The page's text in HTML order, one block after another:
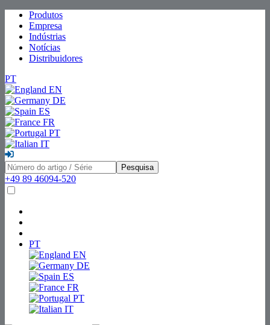
Produtos
Empresa
Indústrias
Notícias
Distribuidores
PT
EN
DE
ES
FR
PT
IT
Pesquisa
+49 89 46094-520
PT
EN
DE
ES
FR
PT
IT